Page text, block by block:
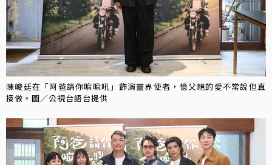
陳峻廷在「阿爸請你嘛嘛吼」飾演靈界使者，憶父親的愛不常說但直
接做。圖／公視台語台提供